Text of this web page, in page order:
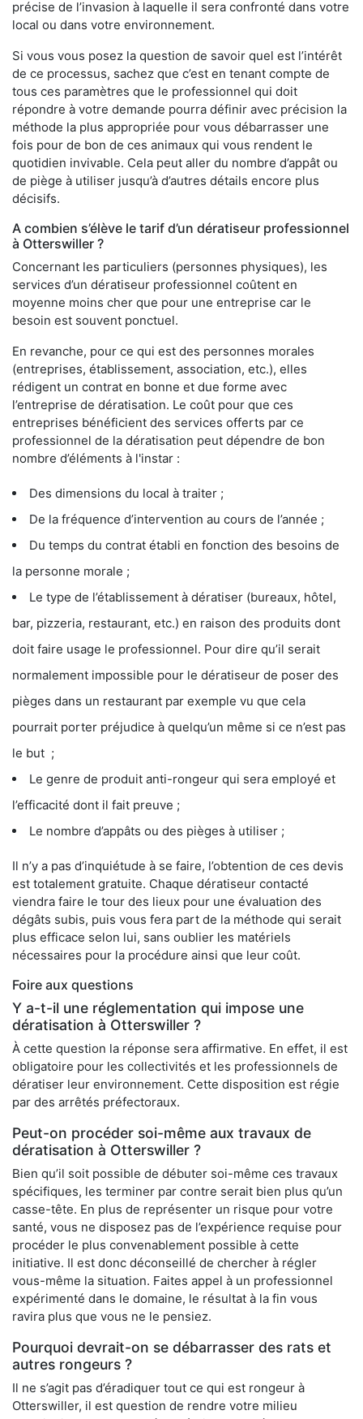
précise de l’invasion à laquelle il sera confronté dans votre
local ou dans votre environnement.
Si vous vous posez la question de savoir quel est l’intérêt
de ce processus, sachez que c’est en tenant compte de
tous ces paramètres que le professionnel qui doit
répondre à votre demande pourra définir avec précision la
méthode la plus appropriée pour vous débarrasser une
fois pour de bon de ces animaux qui vous rendent le
quotidien invivable. Cela peut aller du nombre d’appât ou
de piège à utiliser jusqu’à d’autres détails encore plus
décisifs.
A combien s’élève le tarif d’un dératiseur professionnel
à Otterswiller ?
Concernant les particuliers (personnes physiques), les
services d’un dératiseur professionnel coûtent en
moyenne moins cher que pour une entreprise car le
besoin est souvent ponctuel.
En revanche, pour ce qui est des personnes morales
(entreprises, établissement, association, etc.), elles
rédigent un contrat en bonne et due forme avec
l’entreprise de dératisation. Le coût pour que ces
entreprises bénéficient des services offerts par ce
professionnel de la dératisation peut dépendre de bon
nombre d’éléments à l'instar :
Des dimensions du local à traiter ;
De la fréquence d’intervention au cours de l’année ;
Du temps du contrat établi en fonction des besoins de
la personne morale ;
Le type de l’établissement à dératiser (bureaux, hôtel,
bar, pizzeria, restaurant, etc.) en raison des produits dont
doit faire usage le professionnel. Pour dire qu’il serait
normalement impossible pour le dératiseur de poser des
pièges dans un restaurant par exemple vu que cela
pourrait porter préjudice à quelqu’un même si ce n’est pas
le but ;
Le genre de produit anti-rongeur qui sera employé et
l’efficacité dont il fait preuve ;
Le nombre d’appâts ou des pièges à utiliser ;
Il n’y a pas d’inquiétude à se faire, l’obtention de ces devis
est totalement gratuite. Chaque dératiseur contacté
viendra faire le tour des lieux pour une évaluation des
dégâts subis, puis vous fera part de la méthode qui serait
plus efficace selon lui, sans oublier les matériels
nécessaires pour la procédure ainsi que leur coût.
Foire aux questions
Y a-t-il une réglementation qui impose une
dératisation à Otterswiller ?
À cette question la réponse sera affirmative. En effet, il est
obligatoire pour les collectivités et les professionnels de
dératiser leur environnement. Cette disposition est régie
par des arrêtés préfectoraux.
Peut-on procéder soi-même aux travaux de
dératisation à Otterswiller ?
Bien qu’il soit possible de débuter soi-même ces travaux
spécifiques, les terminer par contre serait bien plus qu’un
casse-tête. En plus de représenter un risque pour votre
santé, vous ne disposez pas de l’expérience requise pour
procéder le plus convenablement possible à cette
initiative. Il est donc déconseillé de chercher à régler
vous-même la situation. Faites appel à un professionnel
expérimenté dans le domaine, le résultat à la fin vous
ravira plus que vous ne le pensiez.
Pourquoi devrait-on se débarrasser des rats et
autres rongeurs ?
Il ne s’agit pas d’éradiquer tout ce qui est rongeur à
Otterswiller, il est question de rendre votre milieu